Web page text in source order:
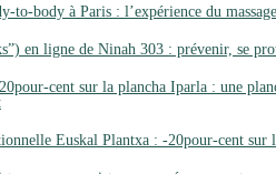
to-body à Paris : l’expérience du
en ligne de Ninah 303 : prévenir, se
cent sur la plancha Iparla : une
Euskal Plantxa : -20pour-cent sur